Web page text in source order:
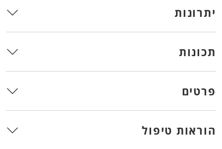
יתרונות
תכונות
פרטים
הוראות טיפול